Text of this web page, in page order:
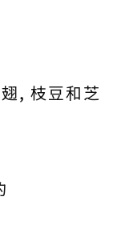
, 枝豆和芝